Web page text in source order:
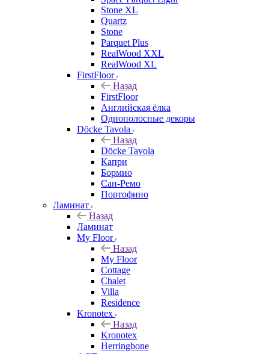
Stone XL
Quartz
Stone
Parquet Plus
RealWood XXL
RealWood XL
FirstFloor
Назад
FirstFloor
Английская ёлка
Однополосные декоры
Döcke Tavola
Назад
Döcke Tavola
Капри
Бормио
Сан-Ремо
Портофино
Ламинат
Назад
Ламинат
My Floor
Назад
My Floor
Cottage
Chalet
Villa
Residence
Kronotex
Назад
Kronotex
Herringbone